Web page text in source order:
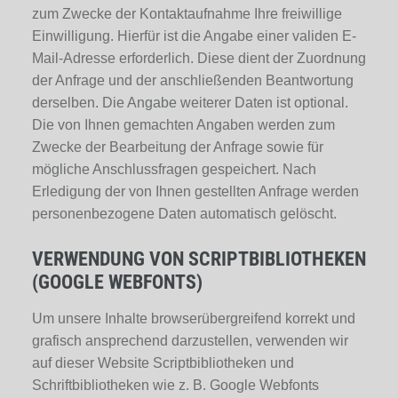
zum Zwecke der Kontaktaufnahme Ihre freiwillige
Einwilligung. Hierfür ist die Angabe einer validen E-
Mail-Adresse erforderlich. Diese dient der Zuordnung
der Anfrage und der anschließenden Beantwortung
derselben. Die Angabe weiterer Daten ist optional.
Die von Ihnen gemachten Angaben werden zum
Zwecke der Bearbeitung der Anfrage sowie für
mögliche Anschlussfragen gespeichert. Nach
Erledigung der von Ihnen gestellten Anfrage werden
personenbezogene Daten automatisch gelöscht.
VERWENDUNG VON SCRIPTBIBLIOTHEKEN
(GOOGLE WEBFONTS)
Um unsere Inhalte browserübergreifend korrekt und
grafisch ansprechend darzustellen, verwenden wir
auf dieser Website Scriptbibliotheken und
Schriftbibliotheken wie z. B. Google Webfonts